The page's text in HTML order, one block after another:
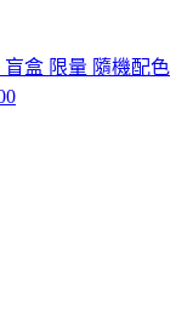
盲盒 限量 隨機配色